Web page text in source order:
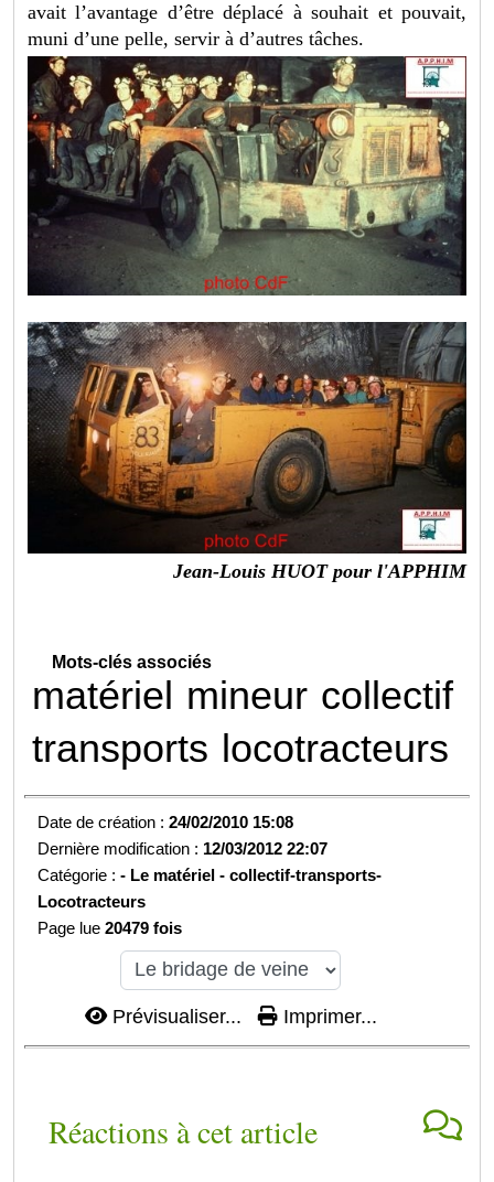
avait l’avantage d’être déplacé à souhait et pouvait,
muni d’une pelle, servir à d’autres tâches.
Jean-Louis HUOT pour l'APPHIM
Mots-clés associés
matériel mineur collectif
transports locotracteurs
Date de création :24/02/2010 15:08
Dernière modification : 12/03/2012 22:07
Catégorie :- Le matériel - collectif-transports-
Locotracteurs
Page lue20479 fois
Prévisualiser... Imprimer...
Réactions à cet article